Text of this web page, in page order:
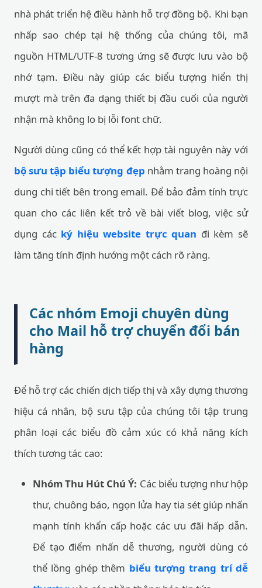
nhà phát triển hệ điều hành hỗ trợ đồng bộ. Khi bạn
nhấp sao chép tại hệ thống của chúng tôi, mã
nguồn HTML/UTF-8 tương ứng sẽ được lưu vào bộ
nhớ tạm. Điều này giúp các biểu tượng hiển thị
mượt mà trên đa dạng thiết bị đầu cuối của người
nhận mà không lo bị lỗi font chữ.
Người dùng cũng có thể kết hợp tài nguyên này với
bộ sưu tập biểu tượng đẹp nhằm trang hoàng nội
dung chi tiết bên trong email. Để bảo đảm tính trực
quan cho các liên kết trỏ về bài viết blog, việc sử
dụng các ký hiệu website trực quan đi kèm sẽ
làm tăng tính định hướng một cách rõ ràng.
Các nhóm Emoji chuyên dùng
cho Mail hỗ trợ chuyển đổi bán
hàng
Để hỗ trợ các chiến dịch tiếp thị và xây dựng thương
hiệu cá nhân, bộ sưu tập của chúng tôi tập trung
phân loại các biểu đồ cảm xúc có khả năng kích
thích tương tác cao:
Nhóm Thu Hút Chú Ý: Các biểu tượng như hộp
thư, chuông báo, ngọn lửa hay tia sét giúp nhấn
mạnh tính khẩn cấp hoặc các ưu đãi hấp dẫn.
Để tạo điểm nhấn dễ thương, người dùng có
thể lồng ghép thêm biểu tượng trang trí dễ